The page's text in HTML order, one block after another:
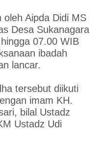
oleh Aipda Didi MS
Desa Sukanagara
07.00 WIB
ibadah
lancar.
tersebut diikuti
imam KH.
bilal Ustadz
Ustadz Udi